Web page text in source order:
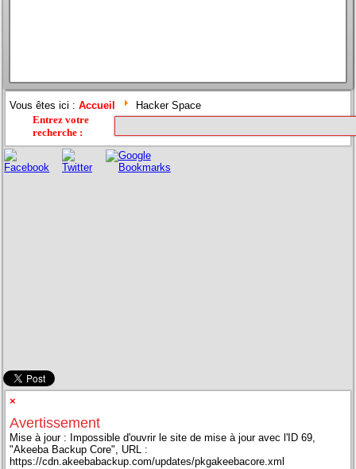
Vous êtes ici :Accueil
Hacker Space
Entrez votre
recherche :
×
Avertissement
Mise à jour : Impossible d'ouvrir le site de mise à jour avec l'ID 69,
"Akeeba Backup Core", URL :
https://cdn.akeebabackup.com/updates/pkgakeebacore.xml